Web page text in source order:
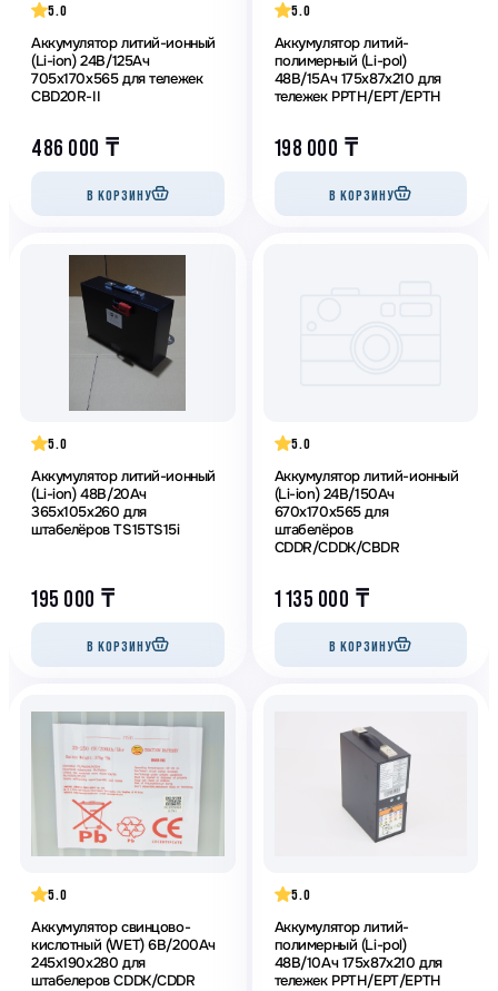
5.0
Аккумулятор литий-ионный
(Li-ion) 24В/125Ач
705х170х565 для тележек
CBD20R-II
486 000 ₸
В КОРЗИНУ
5.0
Аккумулятор литий-
полимерный (Li-pol)
48В/15Ач 175х87х210 для
тележек PPTH/EPT/EPTH
198 000 ₸
В КОРЗИНУ
5.0
Аккумулятор литий-ионный
(Li-ion) 48В/20Ач
365х105х260 для
штабелёров TS15TS15i
195 000 ₸
В КОРЗИНУ
5.0
Аккумулятор литий-ионный
(Li-ion) 24В/150Ач
670х170х565 для
штабелёров
CDDR/CDDK/CBDR
1 135 000 ₸
В КОРЗИНУ
5.0
Аккумулятор свинцово-
кислотный (WET) 6В/200Ач
245х190х280 для
штaбeлеров CDDK/CDDR
5.0
Аккумулятор литий-
полимерный (Li-pol)
48В/10Ач 175х87х210 для
тележек PPTH/EPT/EPTH